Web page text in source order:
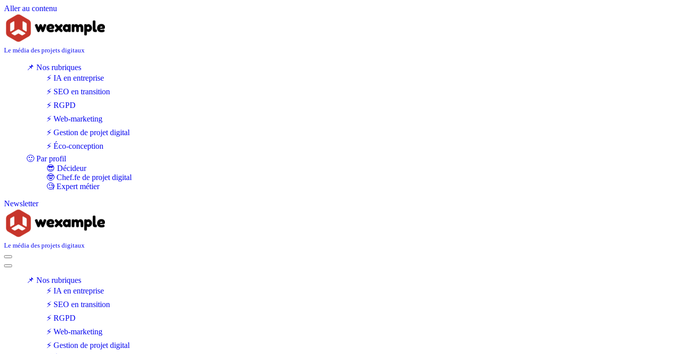
Aller au contenu
Le média des projets digitaux
📌 Nos rubriques
⚡ IA en entreprise
⚡ SEO en transition
⚡ RGPD
⚡ Web-marketing
⚡ Gestion de projet digital
⚡ Éco-conception
🙂 Par profil
😎 Décideur
🤓 Chef.fe de projet digital
🧐 Expert métier
Newsletter
Le média des projets digitaux
Menu
de
Menu
navigation📌 Nos rubriques
⚡ IA en entreprise
⚡ SEO en transition
⚡ RGPD
⚡ Web-marketing
⚡ Gestion de projet digital